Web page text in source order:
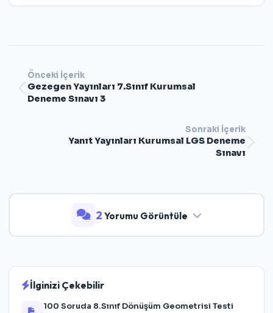
Önceki İçerik
Gezegen Yayınları 7.Sınıf Kurumsal
Deneme Sınavı 3
Sonraki İçerik
Yanıt Yayınları Kurumsal LGS Deneme
Sınavı
2 Yorumu Görüntüle
İlginizi Çekebilir
100 Soruda 8.Sınıf Dönüşüm Geometrisi Testi